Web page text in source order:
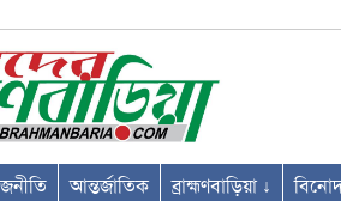
আন্তর্জাতিক ব্রাহ্মণবাড়িয়া ↓